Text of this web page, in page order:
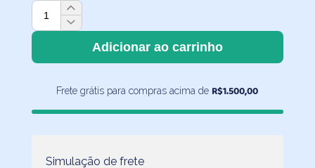
Edredom
Espaço
Verso
quantidade
Adicionar ao carrinho
Frete grátis para compras acima de R$1.500,00
Simulação de frete